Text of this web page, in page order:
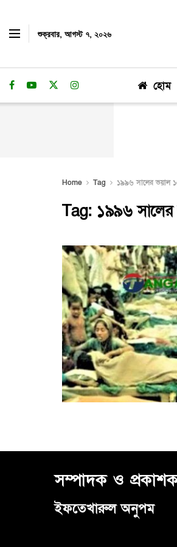
শুক্রবার, আগস্ট ৭, ২০২৬
হোম
Home Tag ১৯৯৬ সালের ভয়াল
Tag: ১৯৯৬
সম্পাদক ও
ইফতেখারুল অনুপম